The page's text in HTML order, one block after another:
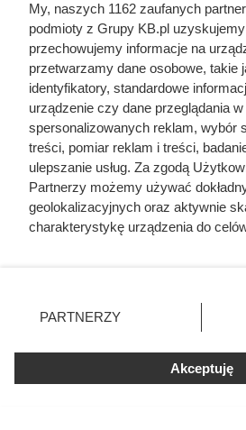
właśnie wchodzi do
Polacy nie wiedzą,
My, naszych 1162 zaufanych
podmioty z Grupy KB.pl
przechowujemy informacje na
przetwarzamy dane osobowe, takie
identyfikatory, standardowe
urządzenie czy dane przeglądania
spersonalizowanych reklam, wybór
treści, pomiar reklam i treści,
ulepszanie usług. Za zgodą
Partnerzy możemy używać
geolokalizacyjnych oraz aktywnie
charakterystykę urządzenia do
zmienić/wycofać klikając przycisk
znajdujący się w lewym dolnym
użytkownika, ale masz prawo
przetwarzaniu. Preferencje będą
PARTNERZY
Akceptuję